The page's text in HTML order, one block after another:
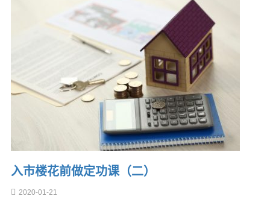
入市楼花前做定功课（二）
2020-01-21